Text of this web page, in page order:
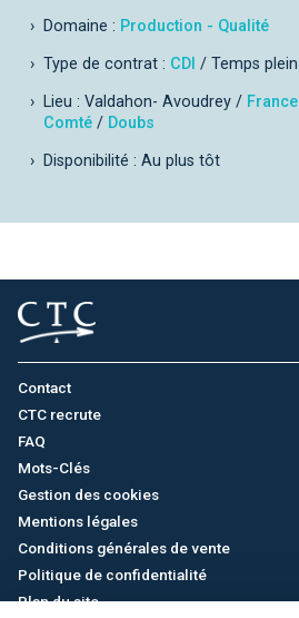
Domaine : Production - Qualité
Type de contrat : CDI / Temps plein
Lieu : Valdahon- Avoudrey / France
Comté / Doubs
Disponibilité : Au plus tôt
Contact
CTC recrute
FAQ
Mots-Clés
Gestion des cookies
Mentions légales
Conditions générales de vente
Politique de confidentialité
Plan du site